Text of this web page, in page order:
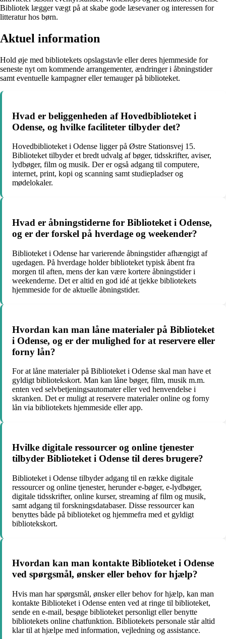
Bibliotek lægger vægt på at skabe gode læsevaner og interessen for
litteratur hos børn.
Aktuel information
Hold øje med bibliotekets opslagstavle eller deres hjemmeside for
seneste nyt om kommende arrangementer, ændringer i åbningstider
samt eventuelle kampagner eller temauger på biblioteket.
Hvad er beliggenheden af Hovedbiblioteket i
Odense, og hvilke faciliteter tilbyder det?
Hovedbiblioteket i Odense ligger på Østre Stationsvej 15.
Biblioteket tilbyder et bredt udvalg af bøger, tidsskrifter, aviser,
lydbøger, film og musik. Der er også adgang til computere,
internet, print, kopi og scanning samt studiepladser og
mødelokaler.
Hvad er åbningstiderne for Biblioteket i Odense,
og er der forskel på hverdage og weekender?
Biblioteket i Odense har varierende åbningstider afhængigt af
ugedagen. På hverdage holder biblioteket typisk åbent fra
morgen til aften, mens der kan være kortere åbningstider i
weekenderne. Det er altid en god idé at tjekke bibliotekets
hjemmeside for de aktuelle åbningstider.
Hvordan kan man låne materialer på Biblioteket
i Odense, og er der mulighed for at reservere eller
forny lån?
For at låne materialer på Biblioteket i Odense skal man have et
gyldigt bibliotekskort. Man kan låne bøger, film, musik m.m.
enten ved selvbetjeningsautomater eller ved henvendelse i
skranken. Det er muligt at reservere materialer online og forny
lån via bibliotekets hjemmeside eller app.
Hvilke digitale ressourcer og online tjenester
tilbyder Biblioteket i Odense til deres brugere?
Biblioteket i Odense tilbyder adgang til en række digitale
ressourcer og online tjenester, herunder e-bøger, e-lydbøger,
digitale tidsskrifter, online kurser, streaming af film og musik,
samt adgang til forskningsdatabaser. Disse ressourcer kan
benyttes både på biblioteket og hjemmefra med et gyldigt
bibliotekskort.
Hvordan kan man kontakte Biblioteket i Odense
ved spørgsmål, ønsker eller behov for hjælp?
Hvis man har spørgsmål, ønsker eller behov for hjælp, kan man
kontakte Biblioteket i Odense enten ved at ringe til biblioteket,
sende en e-mail, besøge biblioteket personligt eller benytte
bibliotekets online chatfunktion. Bibliotekets personale står altid
klar til at hjælpe med information, vejledning og assistance.